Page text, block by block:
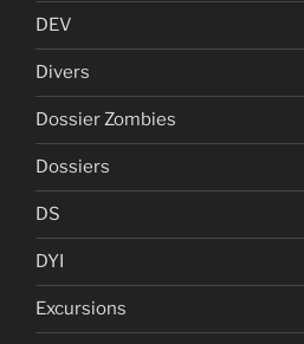
DEV
Divers
Dossier Zombies
Dossiers
DS
DYI
Excursions